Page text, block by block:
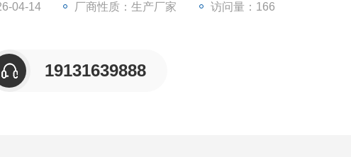
04-14 厂商性质：生产厂家 访问量：166
19131639888